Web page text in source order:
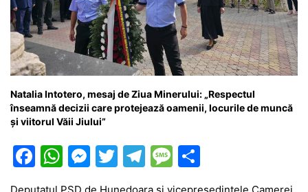
Natalia Intotero, mesaj de Ziua Minerului: „Respectul
înseamnă decizii care protejează oamenii, locurile de muncă
și viitorul Văii Jiului”
F
W M T
T
el
M
e